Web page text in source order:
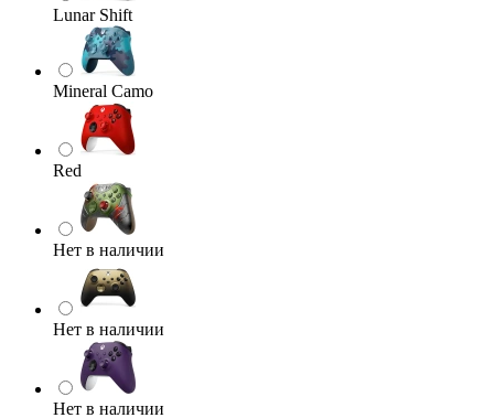
Lunar Shift
Mineral Camo
Red
Нет в наличии
Нет в наличии
Нет в наличии